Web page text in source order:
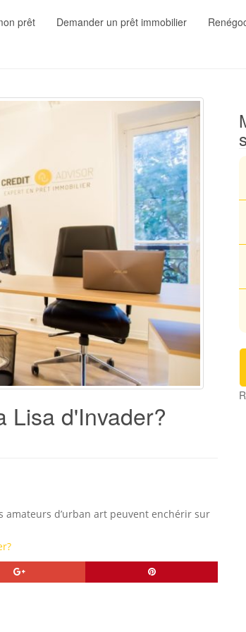
prêt Demander un prêt immobilier
Lisa d'Invader?
amateurs d’urban art peuvent enchérir sur